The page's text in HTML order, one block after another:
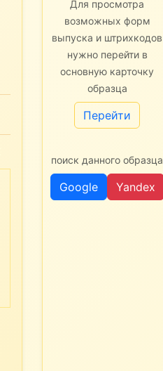
Для просмотра
возможных форм
выпуска и штрихкодов
нужно перейти в
основную карточку
образца
Перейти
поиск данного образца
Google Yandex